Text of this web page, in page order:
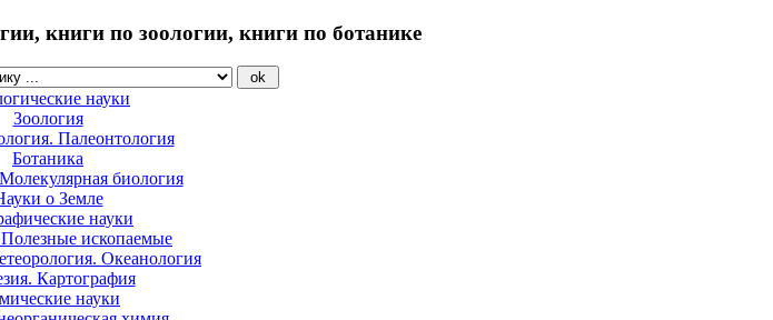
книги по зоологии, книги по ботанике
науки
Зоология
Палеонтология
Ботаника
биология
о Земле
науки
Полезные ископаемые
Океанология
Картография
науки